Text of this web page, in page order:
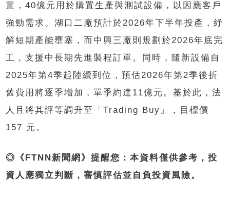
置，40億元用於購置生產與測試設備，以因應客戶
強勁需求。湖口二廠預計於2026年下半年投產，紓
解短期產能壅塞，而中興三廠則規劃於2026年底完
工，支援中長期先進製程訂單。同時，隨新設備自
2025年第4季起陸續到位，預估2026年第2季後折
舊費用將逐季增加，單季約達11億元。基於此，法
人且將其評等調升至「Trading Buy」，目標價
157 元。
◎《FTNN新聞網》提醒您：本資料僅供參考，投
資人應獨立判斷，審慎評估並自負投資風險。